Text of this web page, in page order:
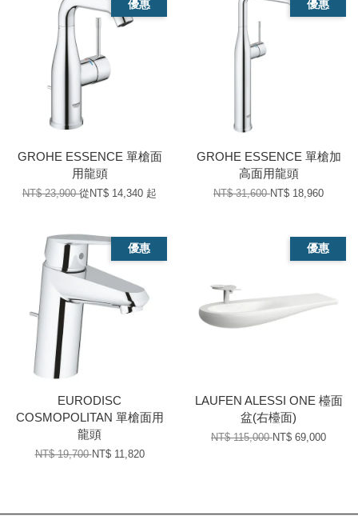
優惠
GROHE ESSENCE 單槍面
用龍頭
NT$ 23,900從NT$ 14,340 起
優惠
GROHE ESSENCE 單槍加
高面用龍頭
NT$ 31,600NT$ 18,960
優惠
EURODISC
COSMOPOLITAN 單槍面用
龍頭
NT$ 19,700NT$ 11,820
優惠
LAUFEN ALESSI ONE 檯面
盆(右檯面)
NT$ 115,000NT$ 69,000